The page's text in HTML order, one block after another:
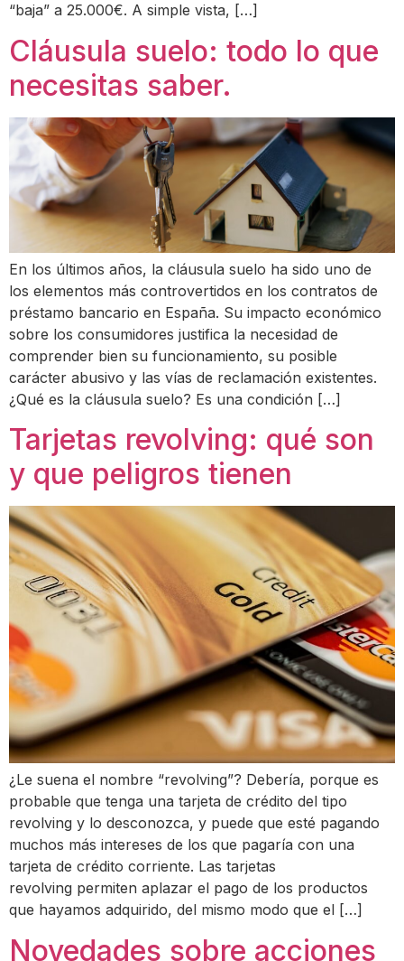
“baja” a 25.000€. A simple vista, […]
Cláusula suelo: todo lo que
necesitas saber.
En los últimos años, la cláusula suelo ha sido uno de
los elementos más controvertidos en los contratos de
préstamo bancario en España. Su impacto económico
sobre los consumidores justifica la necesidad de
comprender bien su funcionamiento, su posible
carácter abusivo y las vías de reclamación existentes.
¿Qué es la cláusula suelo? Es una condición […]
Tarjetas revolving: qué son
y que peligros tienen
¿Le suena el nombre “revolving”? Debería, porque es
probable que tenga una tarjeta de crédito del tipo
revolving y lo desconozca, y puede que esté pagando
muchos más intereses de los que pagaría con una
tarjeta de crédito corriente. Las tarjetas
revolving permiten aplazar el pago de los productos
que hayamos adquirido, del mismo modo que el […]
Novedades sobre acciones